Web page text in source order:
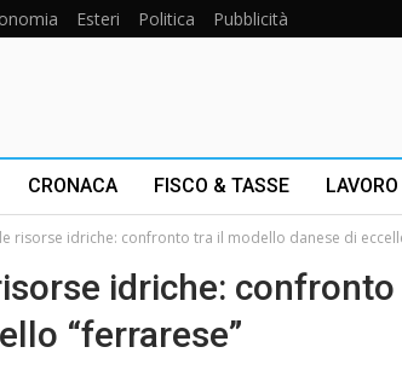
Esteri Politica Pubblicità
CRONACA FISCO & TASSE
risorse idriche: confronto tra il modello danese di
idriche:
“ferrarese”